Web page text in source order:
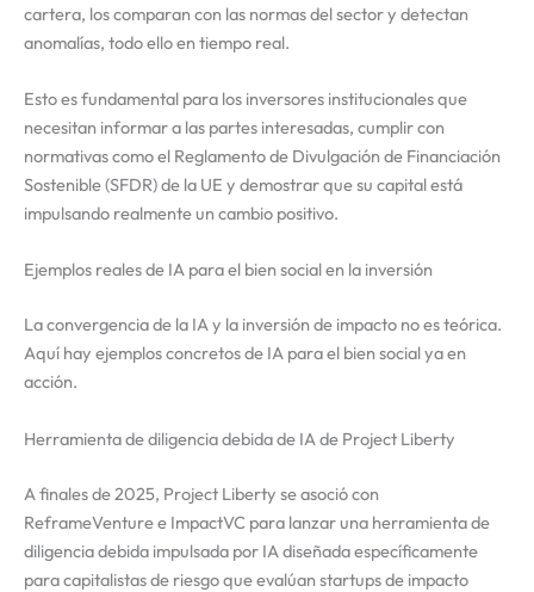
cartera, los comparan con las normas del sector y detectan
anomalías, todo ello en tiempo real.
Esto es fundamental para los inversores institucionales que
necesitan informar a las partes interesadas, cumplir con
normativas como el Reglamento de Divulgación de Financiación
Sostenible (SFDR) de la UE y demostrar que su capital está
impulsando realmente un cambio positivo.
Ejemplos reales de IA para el bien social en la inversión
La convergencia de la IA y la inversión de impacto no es teórica.
Aquí hay ejemplos concretos de IA para el bien social ya en
acción.
Herramienta de diligencia debida de IA de Project Liberty
A finales de 2025, Project Liberty se asoció con
ReframeVenture e ImpactVC para lanzar una herramienta de
diligencia debida impulsada por IA diseñada específicamente
para capitalistas de riesgo que evalúan startups de impacto